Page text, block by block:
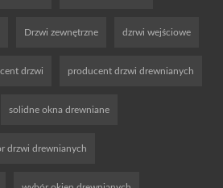
Drzwi zewnętrzne dzrwi wejściowe
drzwi producent drzwi drewnianych
solidne okna drewniane
drzwi drewnianych